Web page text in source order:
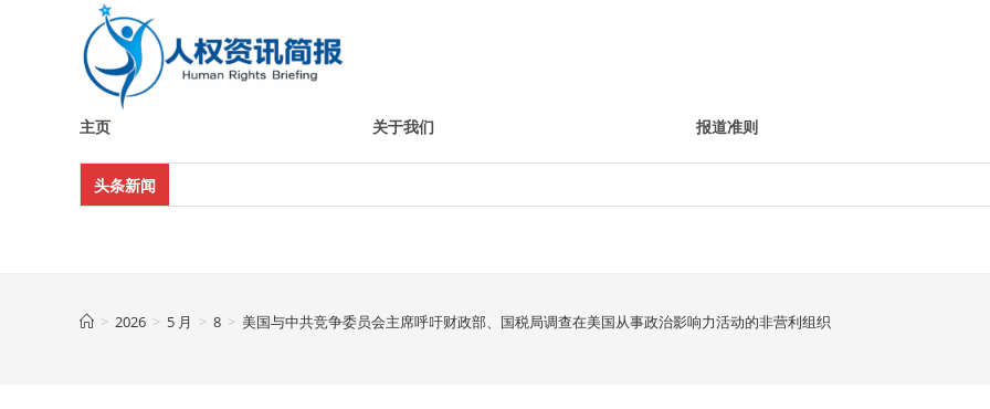
主页 关于我们 报道准则
头条新闻
> 2026 > 5 月 > 8 > 美国与中共竞争委员会主席呼吁财政部、国税局调查在美国从事政治影响力活动的非营利组织